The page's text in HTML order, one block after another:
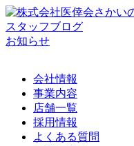
スタッフブログ
お知らせ
会社情報
事業内容
店舗一覧
採用情報
よくある質問